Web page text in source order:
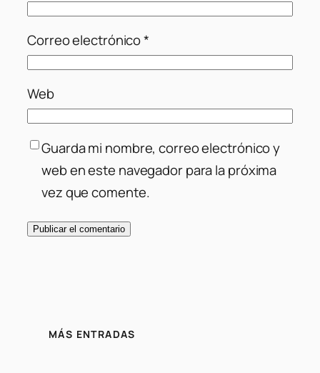
Correo electrónico*
Web
Guarda mi nombre, correo electrónico y
web en este navegador para la próxima
vez que comente.
MÁS ENTRADAS